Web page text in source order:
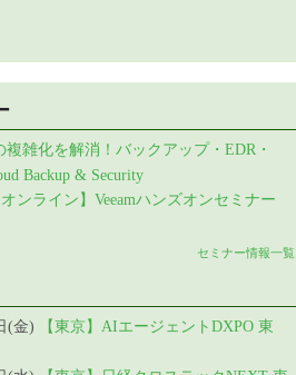
複雑化を解消！バックアップ・EDR・
Backup & Security
オンライン】Veeamハンズオンセミナー
セミナー情報一覧
(金)
【東京】AIエージェントDXPO 東